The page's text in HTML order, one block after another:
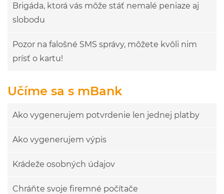
Brigáda, ktorá vás môže stáť nemalé peniaze aj
slobodu
Pozor na falošné SMS správy, môžete kvôli nim
prísť o kartu!
Učíme sa s mBank
Ako vygenerujem potvrdenie len jednej platby
Ako vygenerujem výpis
Krádeže osobných údajov
Chráňte svoje firemné počítače